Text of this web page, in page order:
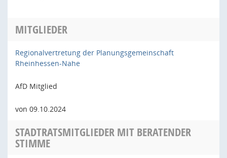
MITGLIEDER
Regionalvertretung der Planungsgemeinschaft
Rheinhessen-Nahe
AfD Mitglied
von 09.10.2024
STADTRATSMITGLIEDER MIT BERATENDER
STIMME